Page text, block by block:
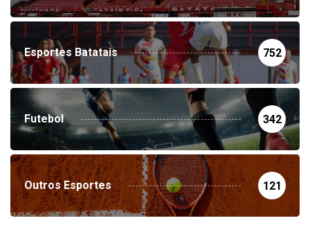
Esportes Batatais 752
Futebol 342
Outros Esportes 121